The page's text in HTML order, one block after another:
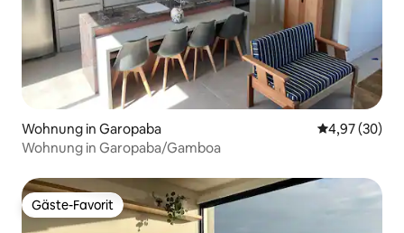
Wohnung in Garopaba
4,97 (30)
Wohnung in Garopaba/Gamboa
Gäste-Favorit
Gäste-Favorit